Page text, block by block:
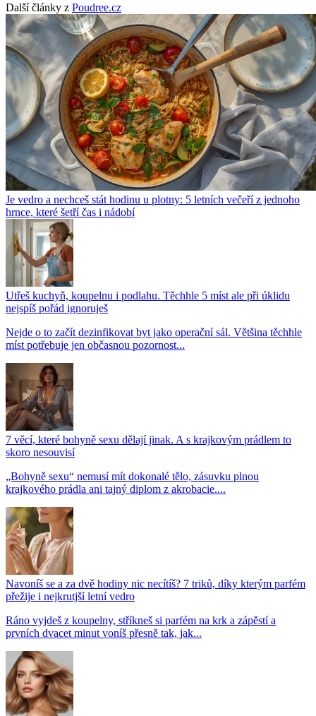
Další články z Poudree.cz
Je vedro a nechceš stát hodinu u plotny: 5 letních večeří z jednoho
hrnce, které šetří čas i nádobí
Utřeš kuchyň, koupelnu i podlahu. Těchhle 5 míst ale při úklidu
nejspíš pořád ignoruješ
Nejde o to začít dezinfikovat byt jako operační sál. Většina těchhle
míst potřebuje jen občasnou pozornost...
7 věcí, které bohyně sexu dělají jinak. A s krajkovým prádlem to
skoro nesouvisí
„Bohyně sexu“ nemusí mít dokonalé tělo, zásuvku plnou
krajkového prádla ani tajný diplom z akrobacie....
Navoníš se a za dvě hodiny nic necítíš? 7 triků, díky kterým parfém
přežije i nejkrutjší letní vedro
Ráno vyjdeš z koupelny, stříkneš si parfém na krk a zápěstí a
prvních dvacet minut voníš přesně tak, jak...